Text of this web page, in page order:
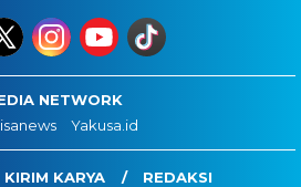
NETWORK
Yakusa.id
KIRIM KARYA REDAKSI